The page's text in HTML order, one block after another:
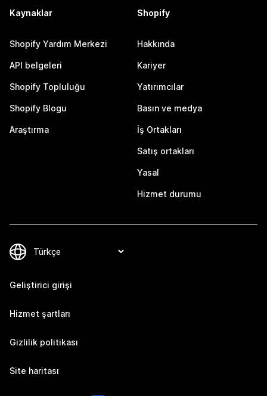
Kaynaklar
Shopify Yardım Merkezi
API belgeleri
Shopify Topluluğu
Shopify Blogu
Araştırma
Shopify
Hakkında
Kariyer
Yatırımcılar
Basın ve medya
İş Ortakları
Satış ortakları
Yasal
Hizmet durumu
Geliştirici girişi
Hizmet şartları
Gizlilik politikası
Site haritası